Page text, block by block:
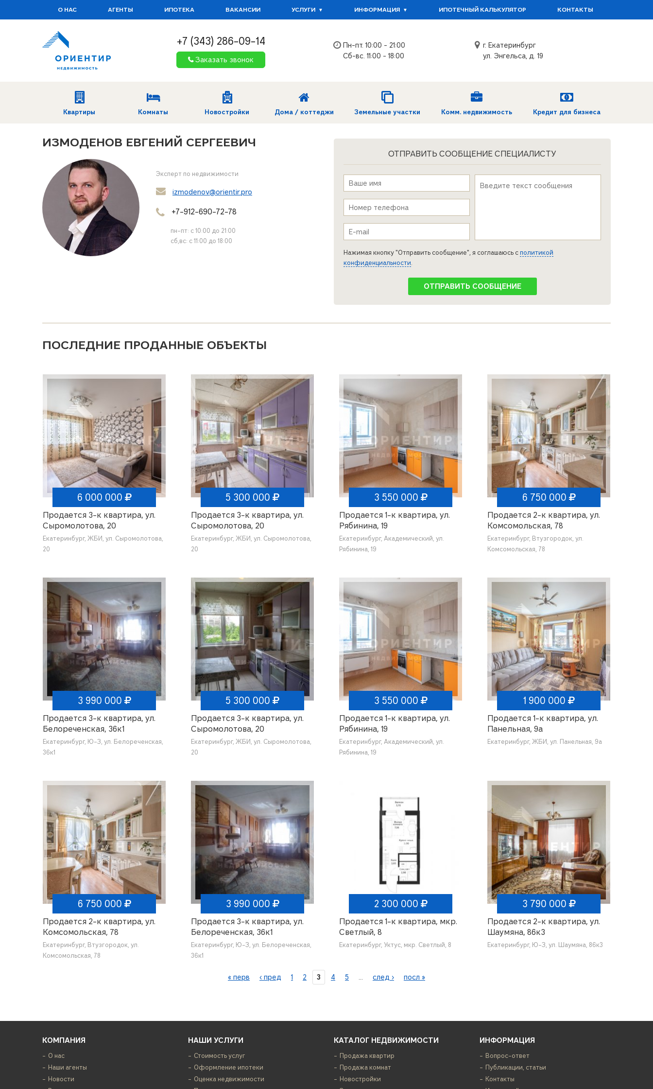
О НАС АГЕНТЫ ИПОТЕКА ВАКАНСИИ УСЛУГИ ИНФОРМАЦИЯ ИПОТЕЧНЫЙ КАЛЬКУЛЯТОР КОНТАКТЫ
+7 (343) 286-09-14
Заказать звонок
Пн-пт. 10:00 - 21:00
Сб-вс. 11:00 - 18:00
г. Екатеринбург
ул. Энгельса, д. 19
Квартиры Комнаты Новостройки Дома / коттеджи Земельные участки Комм. недвижимость Кредит для бизнеса
ИЗМОДЕНОВ ЕВГЕНИЙ СЕРГЕЕВИЧ
Эксперт по недвижимости
izmodenov@orientir.pro
+7-912-690-72-78
пн-пт: с 10:00 до 21:00
сб,вс: с 11:00 до 18:00
ОТПРАВИТЬ СООБЩЕНИЕ СПЕЦИАЛИСТУ
Имя*
Телефон*
e-mail*
Нажимая кнопку "Отправить сообщение", я соглашаюсь с политикой
конфиденциальности.
ПОСЛЕДНИЕ ПРОДАННЫЕ ОБЪЕКТЫ
6 000 000
Продается 3-к квартира, ул.
Сыромолотова, 20
Екатеринбург, ЖБИ, ул. Сыромолотова,
20
5 300 000
Продается 3-к квартира, ул.
Сыромолотова, 20
Екатеринбург, ЖБИ, ул. Сыромолотова,
20
3 550 000
Продается 1-к квартира, ул.
Рябинина, 19
Екатеринбург, Академический, ул.
Рябинина, 19
6 750 000
Продается 2-к квартира, ул.
Комсомольская, 78
Екатеринбург, Втузгородок, ул.
Комсомольская, 78
3 990 000
Продается 3-к квартира, ул.
Белореченская, 36к1
Екатеринбург, Ю-З, ул. Белореченская,
36к1
5 300 000
Продается 3-к квартира, ул.
Сыромолотова, 20
Екатеринбург, ЖБИ, ул. Сыромолотова,
20
3 550 000
Продается 1-к квартира, ул.
Рябинина, 19
Екатеринбург, Академический, ул.
Рябинина, 19
1 900 000
Продается 1-к квартира, ул.
Панельная, 9а
Екатеринбург, ЖБИ, ул. Панельная, 9а
6 750 000
Продается 2-к квартира, ул.
Комсомольская, 78
Екатеринбург, Втузгородок, ул.
Комсомольская, 78
3 990 000
Продается 3-к квартира, ул.
Белореченская, 36к1
Екатеринбург, Ю-З, ул. Белореченская,
36к1
2 300 000
Продается 1-к квартира, мкр.
Светлый, 8
Екатеринбург, Уктус, мкр. Светлый, 8
3 790 000
Продается 2-к квартира, ул.
Шаумяна, 86к3
Екатеринбург, Ю-З, ул. Шаумяна, 86к3
« перв ‹ пред 1 2 3 4 5 … след › посл »
КОМПАНИЯ
О нас
Наши агенты
Новости
НАШИ УСЛУГИ
Стоимость услуг
Оформление ипотеки
Оценка недвижимости
КАТАЛОГ НЕДВИЖИМОСТИ
Продажа квартир
Продажа комнат
Новостройки
ИНФОРМАЦИЯ
Вопрос-ответ
Публикации, статьи
Контакты